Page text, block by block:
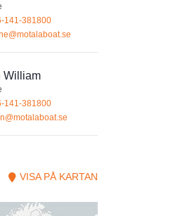
141-381800
William
141-381800
VISA PÅ KARTAN